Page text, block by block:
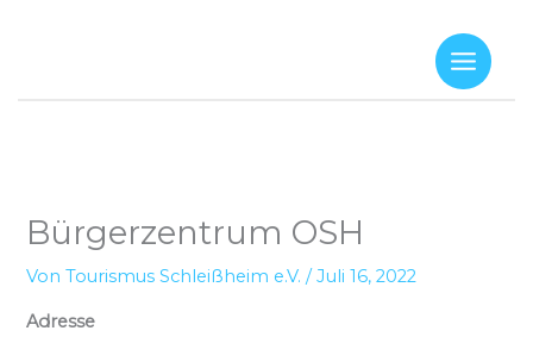
Bürgerzentrum OSH
VonTourismus Schleißheim e.V./Juli 16, 2022
Adresse